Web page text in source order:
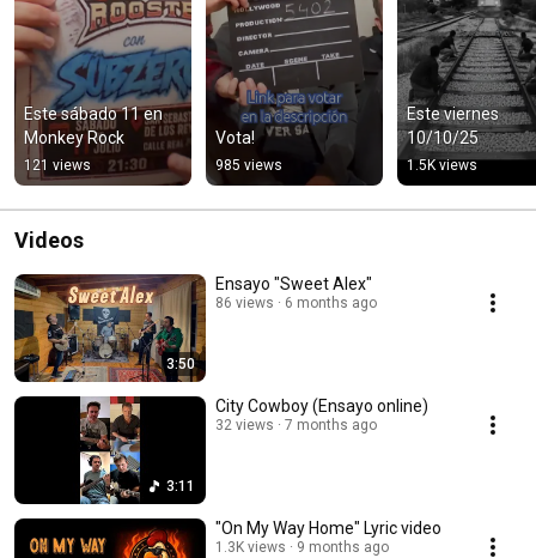
Este sábado 11 en
Monkey Rock
121 views
Vota!
985 views
Este viernes
10/10/25
1.5K views
Videos
3:50
Ensayo "Sweet Alex"
86 views 6 months ago
3:11
City Cowboy (Ensayo online)
32 views 7 months ago
"On My Way Home" Lyric video
1.3K views 9 months ago